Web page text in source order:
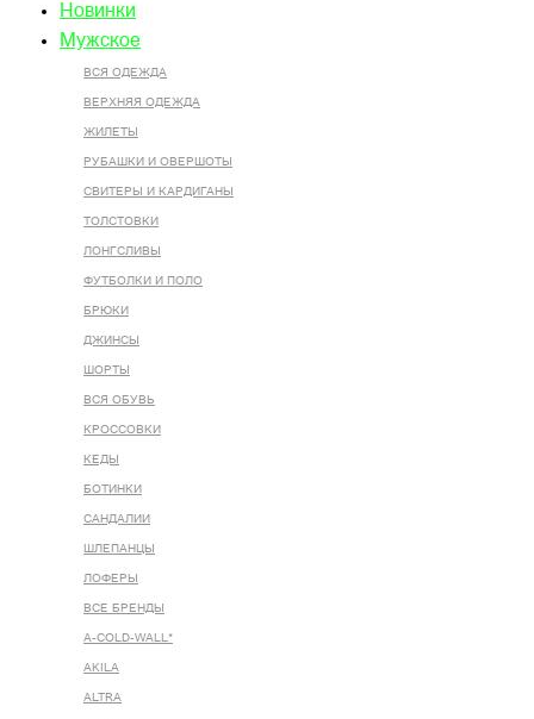
Новинки
Мужское
ВСЯ ОДЕЖДА
ВЕРХНЯЯ ОДЕЖДА
ЖИЛЕТЫ
РУБАШКИ И ОВЕРШОТЫ
СВИТЕРЫ И КАРДИГАНЫ
ТОЛСТОВКИ
ЛОНГСЛИВЫ
ФУТБОЛКИ И ПОЛО
БРЮКИ
ДЖИНСЫ
ШОРТЫ
ВСЯ ОБУВЬ
КРОССОВКИ
КЕДЫ
БОТИНКИ
САНДАЛИИ
ШЛЕПАНЦЫ
ЛОФЕРЫ
ВСЕ БРЕНДЫ
A-COLD-WALL*
AKILA
ALTRA